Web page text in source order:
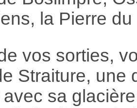
la Pierre
vos sorties,
Straiture, une
sa